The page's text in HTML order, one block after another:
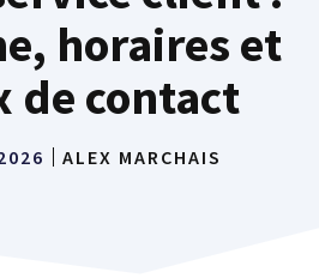
horaires et
de contact
ALEX MARCHAIS